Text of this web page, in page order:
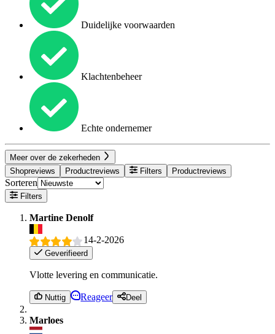
Duidelijke voorwaarden
Klachtenbeheer
Echte ondernemer
Meer over de zekerheden
Shopreviews
Productreviews Filters Productreviews
Sorteren
Filters
Martine Denolf
14-2-2026
Geverifieerd
Vlotte levering en communicatie.
Nuttig Reageer Deel
Marloes